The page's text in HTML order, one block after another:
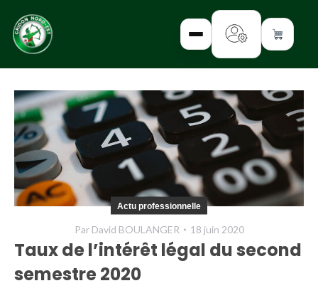
✕
INTERROGEZ-
NOUS
FORMEZ-
VOUS
INFORMEZ-
VOUS
Actu professionnelle
Par David BOULANGER 18 juin 2020
Taux de l’intérêt légal du second
semestre 2020